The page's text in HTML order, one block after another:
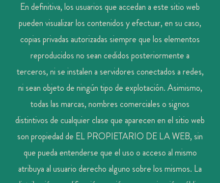
En definitiva, los usuarios que accedan a este sitio web
pueden visualizar los contenidos y efectuar, en su caso,
copias privadas autorizadas siempre que los elementos
reproducidos no sean cedidos posteriormente a
terceros, ni se instalen a servidores conectados a redes,
ni sean objeto de ningún tipo de explotación. Asimismo,
todas las marcas, nombres comerciales o signos
distintivos de cualquier clase que aparecen en el sitio web
son propiedad de EL PROPIETARIO DE LA WEB, sin
que pueda entenderse que el uso o acceso al mismo
atribuya al usuario derecho alguno sobre los mismos. La